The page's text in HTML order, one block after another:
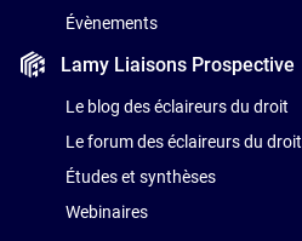
Évènements
Lamy Liaisons Prospective
Le blog des éclaireurs du droit
Le forum des éclaireurs du droit
Études et synthèses
Webinaires